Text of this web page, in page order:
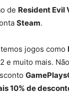
de Resident Evil
Steam.
jogos como
e muito mais.
10% de